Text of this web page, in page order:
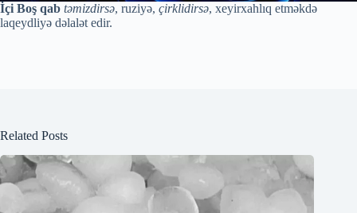
İçi Boş qab təmizdirsə, ruziyə, çirklidirsə, xeyirxahlıq etməkdə
laqeydliyə dəlalət edir.
Related Posts